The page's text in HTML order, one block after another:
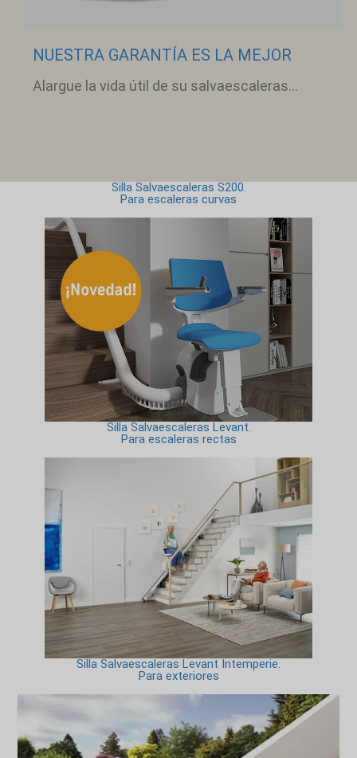
NUESTRA GARANTÍA ES LA MEJOR
Alargue la vida útil de su salvaescaleras...
Silla Salvaescaleras S200.
Para escaleras curvas
Silla Salvaescaleras Levant.
Para escaleras rectas
Silla Salvaescaleras Levant Intemperie.
Para exteriores